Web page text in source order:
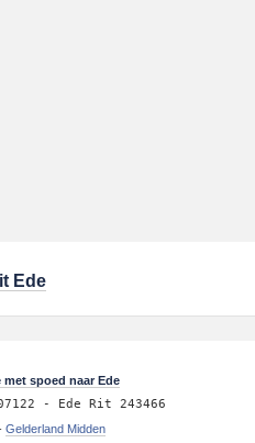
Ede
met spoed naar Ede
- Ede Rit 243466
Gelderland Midden